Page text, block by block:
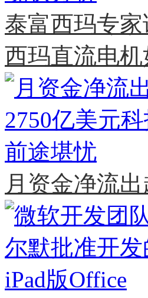
泰富西玛专
西玛直流电
月资金净流